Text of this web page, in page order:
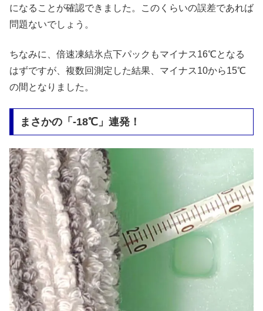
になることが確認できました。このくらいの誤差であれば
問題ないでしょう。
ちなみに、倍速凍結氷点下パックもマイナス16℃となる
はずですが、複数回測定した結果、マイナス10から15℃
の間となりました。
まさかの「-18℃」連発！